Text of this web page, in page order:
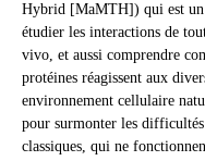
Hybrid [MaMTH]) qui est un
étudier les interactions de
vivo, et aussi comprendre
protéines réagissent aux
environnement cellulaire
pour surmonter les difficultés
classiques, qui ne